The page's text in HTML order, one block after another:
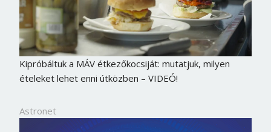
Kipróbáltuk a MÁV étkezőkocsiját: mutatjuk, milyen
ételeket lehet enni útközben – VIDEÓ!
Astronet